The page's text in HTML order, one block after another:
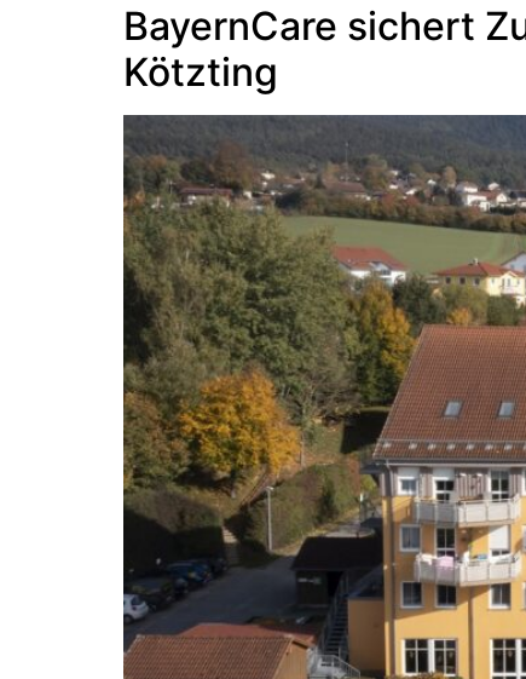
BayernCare sichert
Kötzting